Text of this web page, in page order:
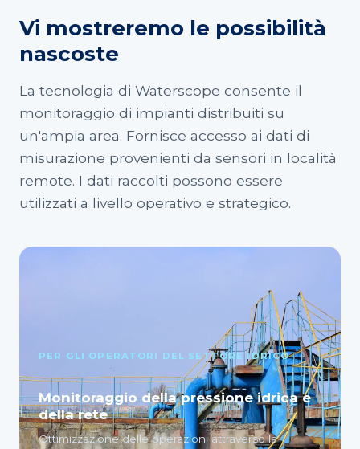
Vi mostreremo le possibilità
nascoste
La tecnologia di Waterscope consente il
monitoraggio di impianti distribuiti su
un'ampia area. Fornisce accesso ai dati di
misurazione provenienti da sensori in località
remote. I dati raccolti possono essere
utilizzati a livello operativo e strategico.
PER GLI OPERATORI DEL SETTORE IDRICO
Monitoraggio della pressione idrica e
della rete
Ottimizzazione delle operazioni attraverso la